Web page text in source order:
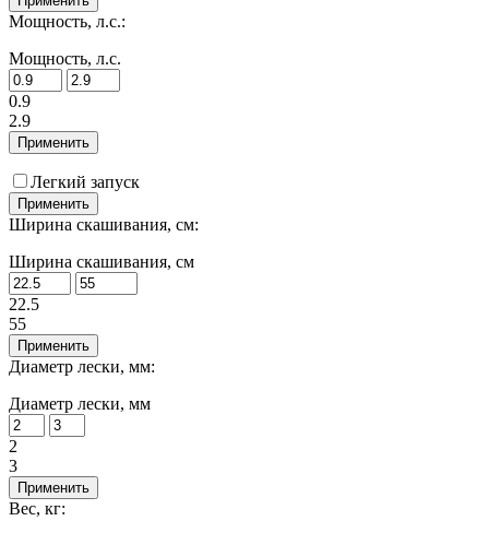
Мощность, л.с.:
Мощность, л.с.
0.9
2.9
Применить
Легкий запуск
Применить
Ширина скашивания, см:
Ширина скашивания, см
22.5
55
Применить
Диаметр лески, мм:
Диаметр лески, мм
2
3
Применить
Вес, кг: